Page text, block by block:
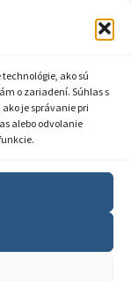
ako sú
o zariadení. Súhlas s
je správanie pri
alebo odvolanie